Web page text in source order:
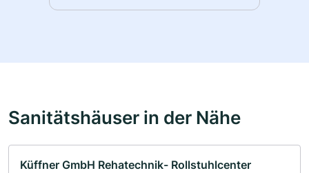
Sanitätshäuser in der Nähe
Küffner GmbH Rehatechnik- Rollstuhlcenter